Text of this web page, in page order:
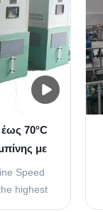
70°C
με
Speed
highest
With an